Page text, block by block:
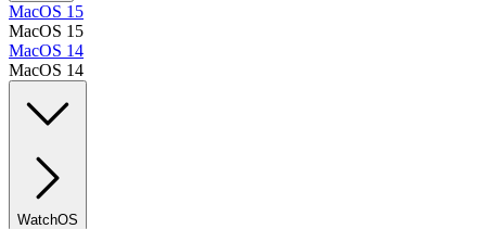
MacOS 15
MacOS 15
MacOS 14
MacOS 14
WatchOS